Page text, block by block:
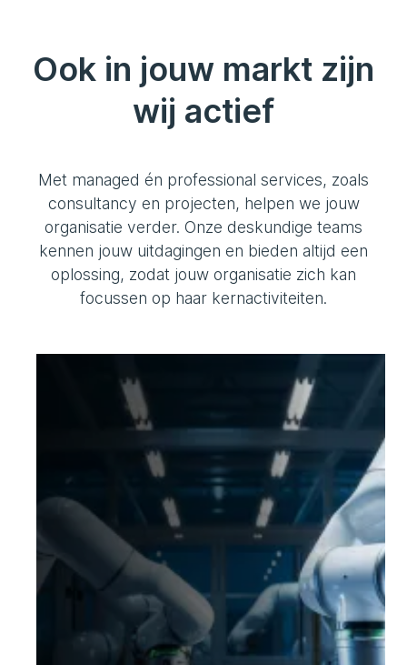
Ook in jouw markt zijn
wij actief
Met managed én professional services, zoals
consultancy en projecten, helpen we jouw
organisatie verder. Onze deskundige teams
kennen jouw uitdagingen en bieden altijd een
oplossing, zodat jouw organisatie zich kan
focussen op haar kernactiviteiten.
Industrie
Industriële productie vereist flexibele,
verbonden processen en betrouwbare
IT; met onze oplossingen waarborg je
continuïteit en ben je voorbereid op de
IT-uitdagingen van morgen en de